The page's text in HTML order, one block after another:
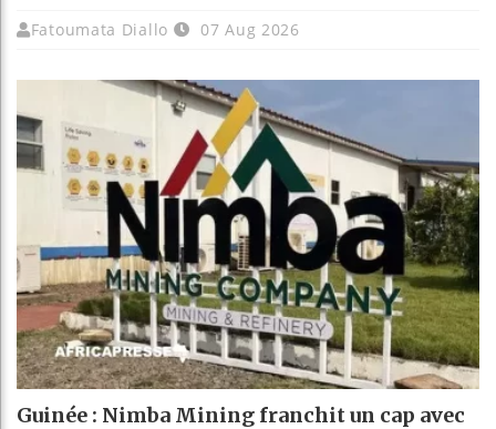
Fatoumata Diallo 07 Aug 2026
Guinée : Nimba Mining franchit un cap avec